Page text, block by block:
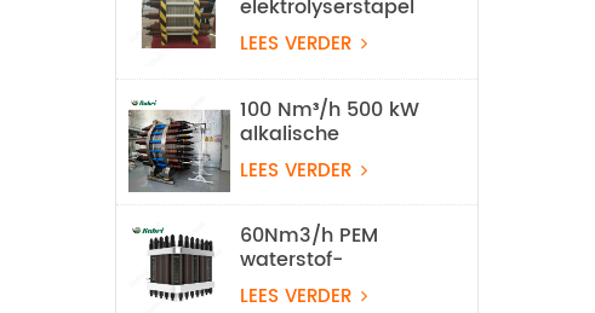
elektrolyserstapel
LEES VERDER
100 Nm³/h 500 kW
alkalische
waterstof-
waterelektrolyse-
apparatuur
LEES VERDER
60Nm3/h PEM
waterstof-
elektrolyzerstapel
LEES VERDER